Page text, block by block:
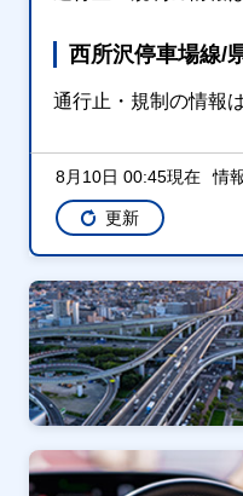
西所沢停車場線/
通行止・規制の情報
8月10日 00:45現在 情
更新